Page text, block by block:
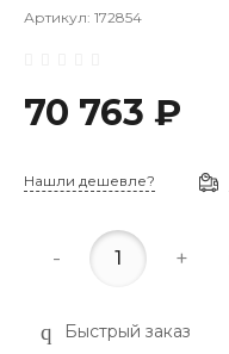
Артикул: 172854
70 763 ₽
Нашли дешевле?
- +
Быстрый заказ